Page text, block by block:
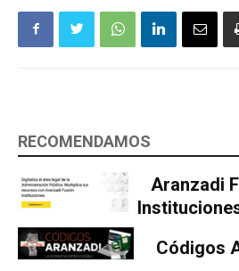
RECOMENDAMOS
Aranzadi
Códigos